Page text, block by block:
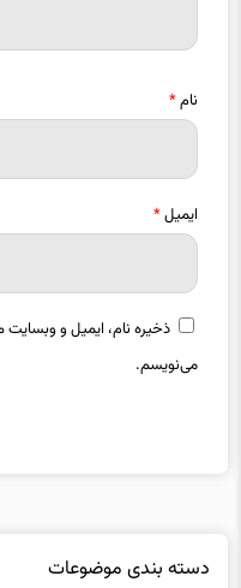
نام
ایمیل
ذخیره نام، ایمیل و وبسایت